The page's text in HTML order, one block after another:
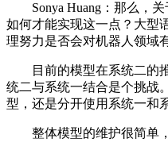
Sonya Huang：那么，关
如何才能实现这一点？大型
理努力是否会对机器人领域
目前的模型在系统二的推
统二与系统一结合是个挑战
型，还是分开使用系统一和
整体模型的维护很简单，